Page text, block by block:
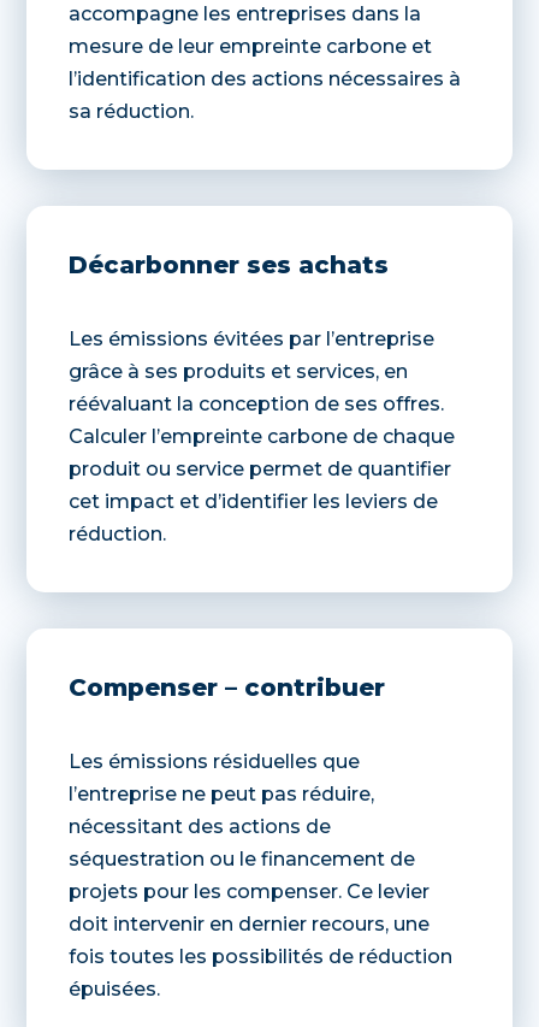
accompagne les entreprises dans la
mesure de leur empreinte carbone et
l’identification des actions nécessaires à
sa réduction.
Décarbonner ses achats
Les émissions évitées par l’entreprise
grâce à ses produits et services, en
réévaluant la conception de ses offres.
Calculer l’empreinte carbone de chaque
produit ou service permet de quantifier
cet impact et d’identifier les leviers de
réduction.
Compenser – contribuer
Les émissions résiduelles que
l’entreprise ne peut pas réduire,
nécessitant des actions de
séquestration ou le financement de
projets pour les compenser. Ce levier
doit intervenir en dernier recours, une
fois toutes les possibilités de réduction
épuisées.